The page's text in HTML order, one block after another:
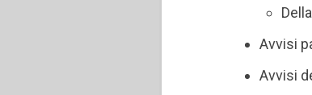
Avvisi
Avvisi